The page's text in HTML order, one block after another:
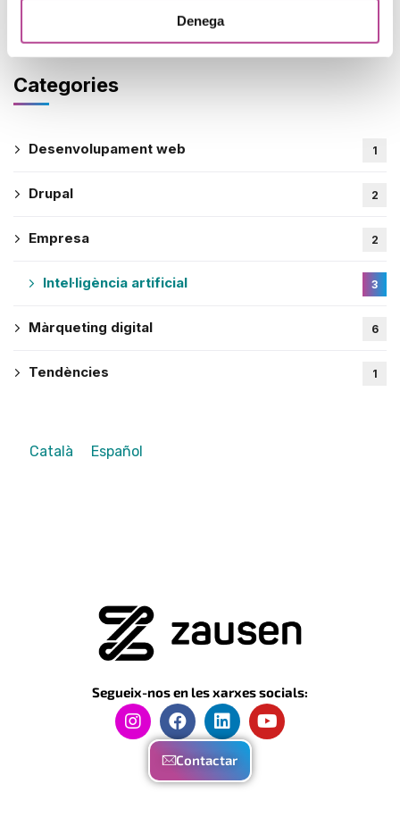
Denega
8 de maig de 2025
Categories
Desenvolupament web 1
Drupal 2
Empresa 2
Intel·ligència artificial 3
Màrqueting digital 6
Tendències 1
Català Español
Segueix-nos en les xarxes socials:
Contactar